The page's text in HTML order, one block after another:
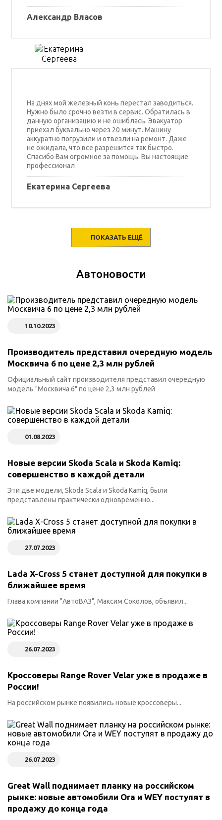
Александр Власов
На днях мой железный конь перестал заводиться.
Нужно было срочно везти в сервис. Обратилась в
данную организацию и не ошиблась. Эвакуатор
приехал буквально через 20 минут. Машину
аккуратно погрузили и отвезли на ремонт. Даже
не ожидала, что все разрешится так быстро.
Спасибо Вам огромное за помощь. Вы настоящие
профессионал
Екатерина Сергеева
ПОКАЗАТЬ ЕЩЁ
Автоновости
10.10.2023
Производитель представил очередную модель
Москвича 6 по цене 2,3 млн рублей
Официальный сайт производителя представил очередную
модель "Москвича 6" по цене 2,3 млн рублей
01.08.2023
Новые версии Skoda Scala и Skoda Kamiq:
совершенство в каждой детали
Эти две модели, Skoda Scala и Skoda Kamiq, были
представлены практически одновременно...
27.07.2023
Lada X-Cross 5 станет доступной для покупки в
ближайшее время
Глава компании "АвтоВАЗ", Максим Соколов, объявил...
26.07.2023
Кроссоверы Range Rover Velar уже в продаже в
России!
На российском рынке появились новые кроссоверы...
26.07.2023
Great Wall поднимает планку на российском
рынке: новые автомобили Ora и WEY поступят в
продажу до конца года